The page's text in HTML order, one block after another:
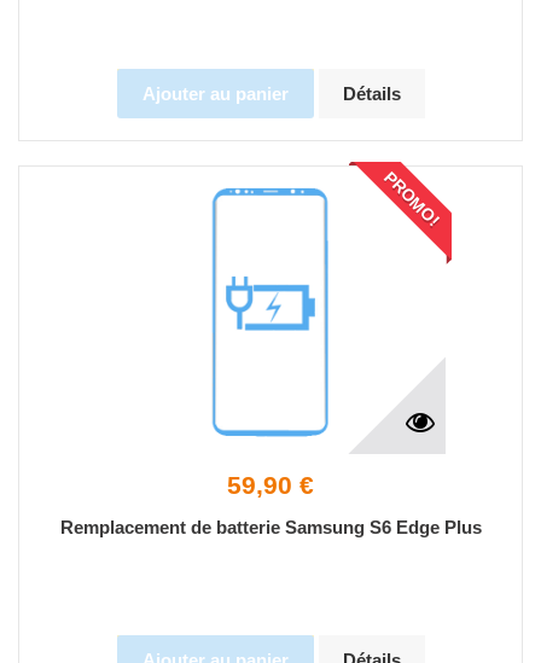
Ajouter au panier Détails
PROMO!
59,90 €
Remplacement de batterie Samsung S6 Edge Plus